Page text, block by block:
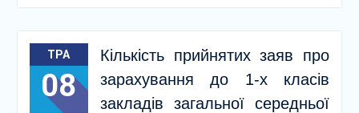
ТРА
08
Кількість прийнятих заяв про
зарахування до 1-х класів
закладів загальної середньої